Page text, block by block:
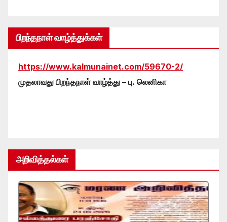
பிறந்தநாள் வாழ்த்துக்கள்
https://www.kalmunainet.com/59670-2/
முதலாவது பிறந்தநாள் வாழ்த்து – பு. லெனிகா
அறிவித்தல்கள்